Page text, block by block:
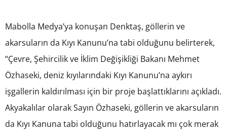
Mabolla Medya’ya konuşan Denktaş, göllerin ve
akarsuların da Kıyı Kanunu’na tabi olduğunu belirterek,
“Çevre, Şehircilik ve İklim Değişikliği Bakanı Mehmet
Özhaseki, deniz kıyılarındaki Kıyı Kanunu’na aykırı
işgallerin kaldırılması için bir proje başlattıklarını açıkladı.
Akyakalılar olarak Sayın Özhaseki, göllerin ve akarsuların
da Kıyı Kanuna tabi olduğunu hatırlayacak mı çok merak